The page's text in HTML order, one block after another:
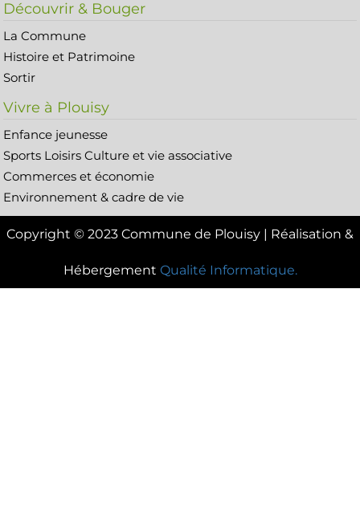
Découvrir & Bouger
La Commune
Histoire et Patrimoine
Sortir
Vivre à Plouisy
Enfance jeunesse
Sports Loisirs Culture et vie associative
Commerces et économie
Environnement & cadre de vie
Copyright © 2023 Commune de Plouisy | Réalisation &
Hébergement Qualité Informatique.